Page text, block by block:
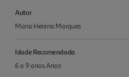
Autor
Maria Helena Marques
Idade Recomendada
6 a 9 anos Anos